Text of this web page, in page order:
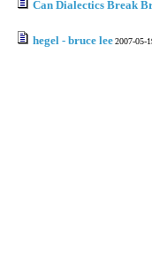
Can Dialectics Break
hegel - bruce lee2007-05-